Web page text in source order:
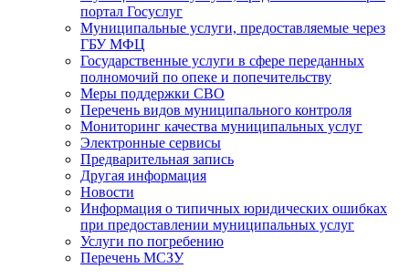
портал Госуслуг
Муниципальные услуги, предоставляемые через
ГБУ МФЦ
Государственные услуги в сфере переданных
полномочий по опеке и попечительству
Меры поддержки СВО
Перечень видов муниципального контроля
Мониторинг качества муниципальных услуг
Электронные сервисы
Предварительная запись
Другая информация
Новости
Информация о типичных юридических ошибках
при предоставлении муниципальных услуг
Услуги по погребению
Перечень МСЗУ